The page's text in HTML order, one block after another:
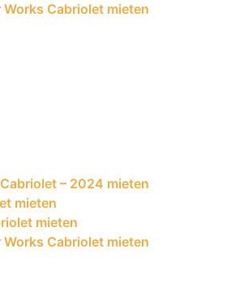
Cabriolet mieten
– 2024 mieten
mieten
mieten
Cabriolet mieten